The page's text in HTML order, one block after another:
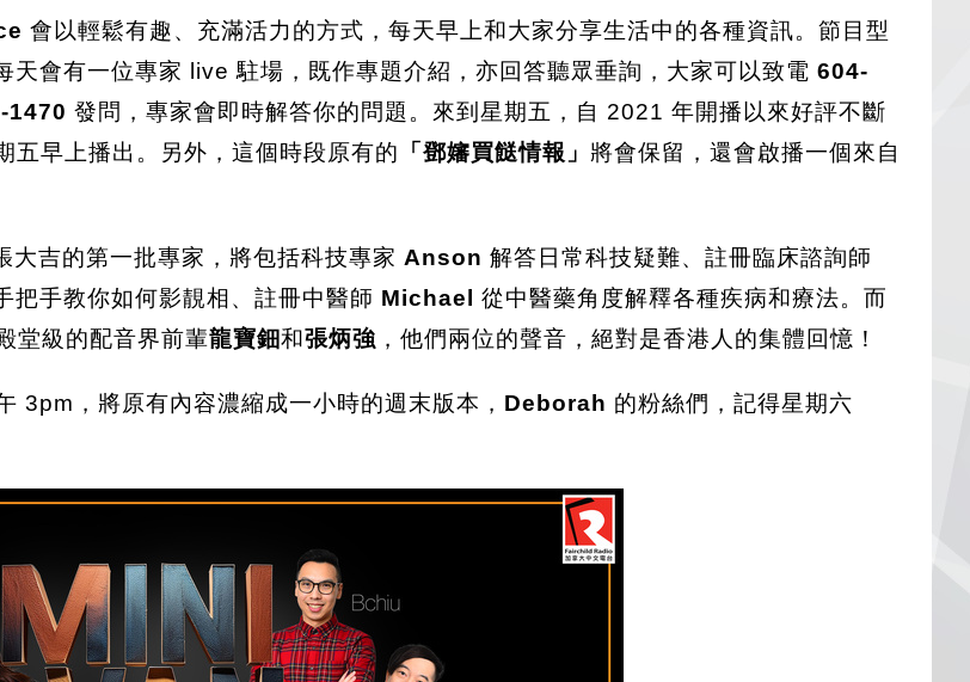
會以輕鬆有趣、充滿活力的方式，每天早上和大家分享生活中的各種資訊。節目型
會有一位專家 live 駐場，既作專題介紹，亦回答聽眾垂詢，大家可以致電 604-
1470 發問，專家會即時解答你的問題。來到星期五，自 2021 年開播以來好評不斷
五早上播出。另外，這個時段原有的 「鄧嬸買餸情報」 將會保留，還會啟播一個來自
大吉的第一批專家，將包括科技專家 Anson 解答日常科技疑難、註冊臨床諮詢師
把手教你如何影靚相、註冊中醫師 Michael
從中醫藥角度解釋各種疾病和療法。而
堂級的配音界前輩龍寶鈿和張炳強 ，他們兩位的聲音，絕對是香港人的集體回憶！
3pm，將原有內容濃縮成一小時的週末版本， Deborah 的粉絲們，記得星期六